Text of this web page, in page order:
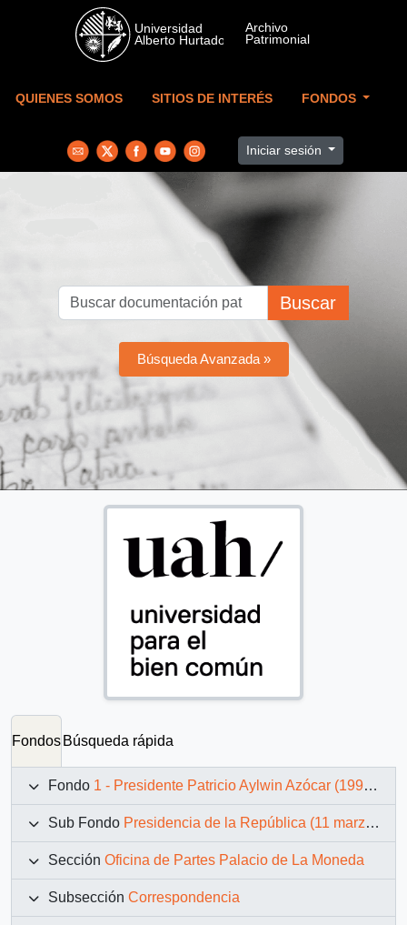
Skip to main content
QUIENES SOMOS SITIOS DE INTERÉS FONDOS
Iniciar sesión
Buscar
Búsqueda Avanzada »
Fondos Búsqueda rápida
Fondo 1 - Presidente Patricio Aylwin Azócar (1990-1994)
Sub Fondo Presidencia de la República (11 marzo 1990 – 11 marzo 1994)
Sección Oficina de Partes Palacio de La Moneda
Subsección Correspondencia